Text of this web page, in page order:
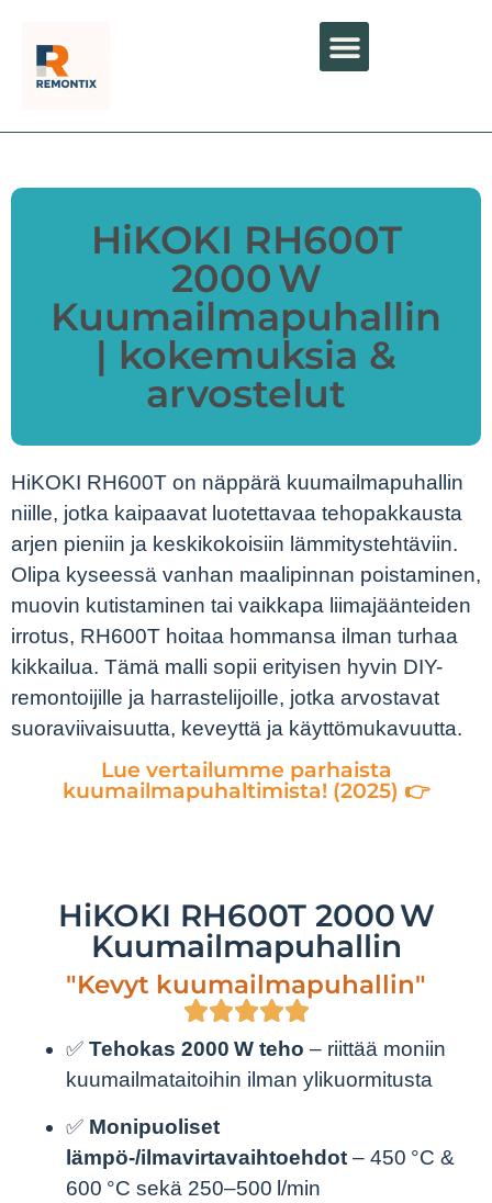
HiKOKI RH600T
2000 W
Kuumailmapuhallin
| kokemuksia &
arvostelut
HiKOKI RH600T on näppärä kuumailmapuhallin
niille, jotka kaipaavat luotettavaa tehopakkausta
arjen pieniin ja keskikokoisiin lämmitystehtäviin.
Olipa kyseessä vanhan maalipinnan poistaminen,
muovin kutistaminen tai vaikkapa liimajäänteiden
irrotus, RH600T hoitaa hommansa ilman turhaa
kikkailua. Tämä malli sopii erityisen hyvin DIY-
remontoijille ja harrastelijoille, jotka arvostavat
suoraviivaisuutta, keveyttä ja käyttömukavuutta.
Lue vertailumme parhaista
kuumailmapuhaltimista! (2025) 👉
HiKOKI RH600T 2000 W
Kuumailmapuhallin
"Kevyt kuumailmapuhallin"
✅ Tehokas 2000 W teho – riittää moniin
kuumailmataitoihin ilman ylikuormitusta
✅ Monipuoliset
lämpö-/ilmavirtavaihtoehdot – 450 °C &
600 °C sekä 250–500 l/min